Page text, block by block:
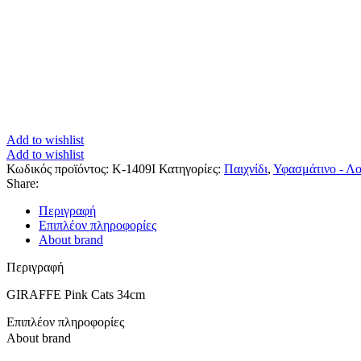
Add to wishlist
Add to wishlist
Κωδικός προϊόντος: K-1409I Κατηγορίες: Παιχνίδι, Υφασμάτινο -
Share:
Περιγραφή
Επιπλέον πληροφορίες
About brand
Περιγραφή
GIRAFFE Pink Cats 34cm
Επιπλέον πληροφορίες
About brand